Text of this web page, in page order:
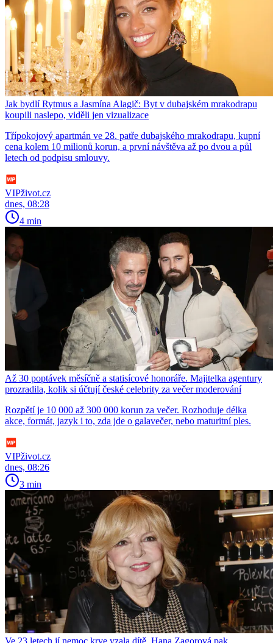
Jak bydlí Rytmus a Jasmína Alagič: Byt v dubajském mrakodrapu
koupili naslepo, viděli jen vizualizace
Třípokojový apartmán ve 28. patře dubajského mrakodrapu, kupní
cena kolem 10 milionů korun, a první návštěva až po dvou a půl
letech od podpisu smlouvy.
VIPživot.cz
dnes, 08:28
4 min
Až 30 poptávek měsíčně a statisícové honoráře. Majitelka agentury
prozradila, kolik si účtují české celebrity za večer moderování
Rozpětí je 10 000 až 300 000 korun za večer. Rozhoduje délka
akce, formát, jazyk i to, zda jde o galavečer, nebo maturitní ples.
VIPživot.cz
dnes, 08:26
3 min
Ve 23 letech jí nemoc krve vzala dítě. Hana Zagorová pak